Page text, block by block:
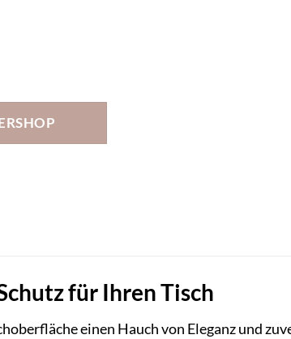
für Ihren Tisch
einen Hauch von Eleganz und